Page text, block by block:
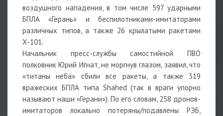
воздушного нападения, в том числе 597 ударными
БПЛА «Герань» и беспилотниками-имитаторами
различных типов, а также 26 крылатыми ракетами
Х-101.
Начальник пресс-службы самостийной ПВО
полковник Юрий Игнат, не моргнув глазом, заявил, что
«титаны неба» сбили все ракеты, а также 319
вражеских БПЛА типа Shahed (так в враги упорно
называют наши «Герани»). По его словам, 258 дронов-
имитаторов локально потеряны/подавлены РЭБ,